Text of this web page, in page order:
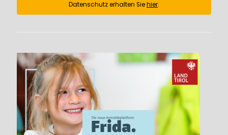
Datenschutz erhalten Siehier.